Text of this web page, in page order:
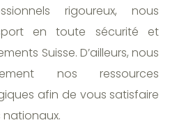
rigoureux, nous
en toute sécurité et
Suisse. D’ailleurs, nous
nos ressources
afin de vous satisfaire